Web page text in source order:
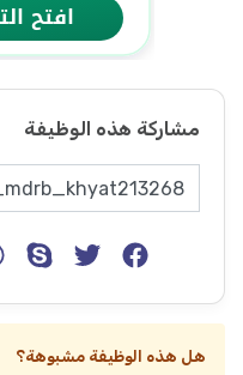
مشاركة هذه الوظيفة
هل هذه الوظيفة مشبوهة؟